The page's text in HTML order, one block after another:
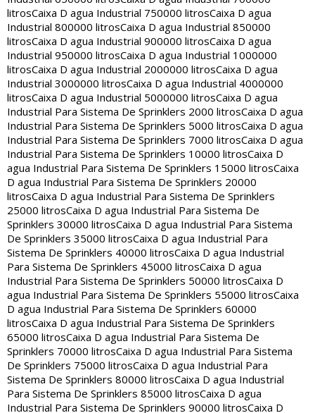
litrosCaixa D agua Industrial 750000 litrosCaixa D agua
Industrial 800000 litrosCaixa D agua Industrial 850000
litrosCaixa D agua Industrial 900000 litrosCaixa D agua
Industrial 950000 litrosCaixa D agua Industrial 1000000
litrosCaixa D agua Industrial 2000000 litrosCaixa D agua
Industrial 3000000 litrosCaixa D agua Industrial 4000000
litrosCaixa D agua Industrial 5000000 litrosCaixa D agua
Industrial Para Sistema De Sprinklers 2000 litrosCaixa D agua
Industrial Para Sistema De Sprinklers 5000 litrosCaixa D agua
Industrial Para Sistema De Sprinklers 7000 litrosCaixa D agua
Industrial Para Sistema De Sprinklers 10000 litrosCaixa D
agua Industrial Para Sistema De Sprinklers 15000 litrosCaixa
D agua Industrial Para Sistema De Sprinklers 20000
litrosCaixa D agua Industrial Para Sistema De Sprinklers
25000 litrosCaixa D agua Industrial Para Sistema De
Sprinklers 30000 litrosCaixa D agua Industrial Para Sistema
De Sprinklers 35000 litrosCaixa D agua Industrial Para
Sistema De Sprinklers 40000 litrosCaixa D agua Industrial
Para Sistema De Sprinklers 45000 litrosCaixa D agua
Industrial Para Sistema De Sprinklers 50000 litrosCaixa D
agua Industrial Para Sistema De Sprinklers 55000 litrosCaixa
D agua Industrial Para Sistema De Sprinklers 60000
litrosCaixa D agua Industrial Para Sistema De Sprinklers
65000 litrosCaixa D agua Industrial Para Sistema De
Sprinklers 70000 litrosCaixa D agua Industrial Para Sistema
De Sprinklers 75000 litrosCaixa D agua Industrial Para
Sistema De Sprinklers 80000 litrosCaixa D agua Industrial
Para Sistema De Sprinklers 85000 litrosCaixa D agua
Industrial Para Sistema De Sprinklers 90000 litrosCaixa D